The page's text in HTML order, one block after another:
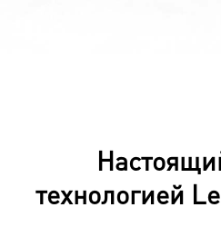
технологией